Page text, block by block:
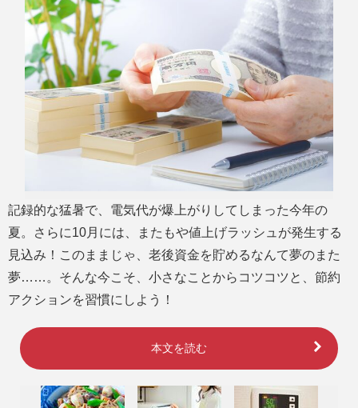
u
t
e
記録的な猛暑で、電気代が爆上がりしてしまった今年の
夏。さらに10月には、またもや値上げラッシュが発生する
見込み！このままじゃ、老後資金を貯めるなんて夢のまた
夢……。そんな今こそ、小さなことからコツコツと、節約
アクションを習慣にしよう！
本文を読む